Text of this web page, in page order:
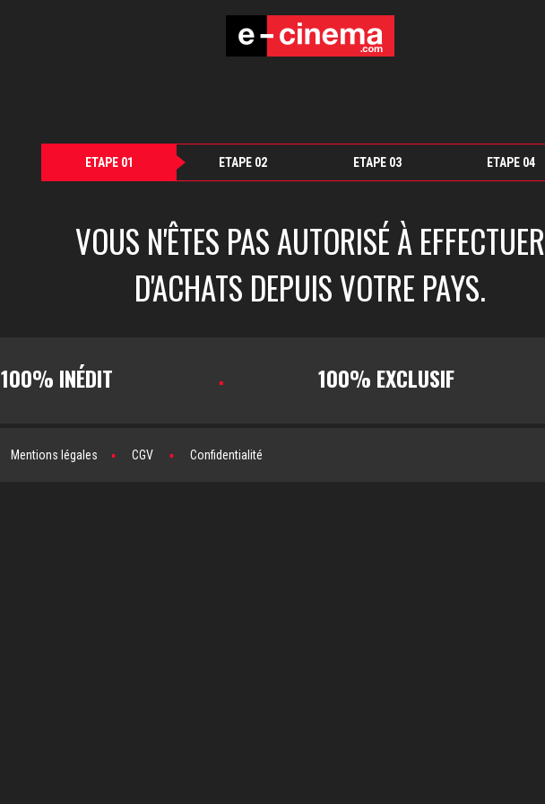
ETAPE 01 ETAPE 02 ETAPE 03 ETAPE 04
VOUS N'ÊTES PAS AUTORISÉ À EFFECTUER
D'ACHATS DEPUIS VOTRE PAYS.
100% INÉDIT ▪ 100% EXCLUSIF
Mentions légales ▪ CGV ▪ Confidentialité